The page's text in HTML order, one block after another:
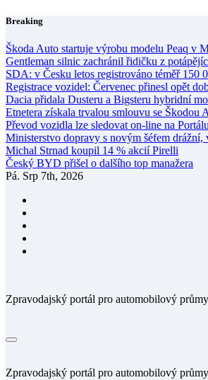
Skip
content
Breaking
Škoda Auto startuje výrobu modelu Peaq v
Gentleman silnic zachránil řidičku z
SDA: v Česku letos registrováno téměř 150
Registrace vozidel: Červenec přinesl opět
Dacia přidala Dusteru a Bigsteru hybridní
Etnetera získala trvalou smlouvu se Škodou
Převod vozidla lze sledovat on-line na
Ministerstvo dopravy s novým šéfem drážní,
Michal Strnad koupil 14 % akcií Pirelli
Český BYD přišel o dalšího top manažera
Pá. Srp 7th, 2026
Zpravodajský portál pro automobilový
Zpravodajský portál pro automobilový